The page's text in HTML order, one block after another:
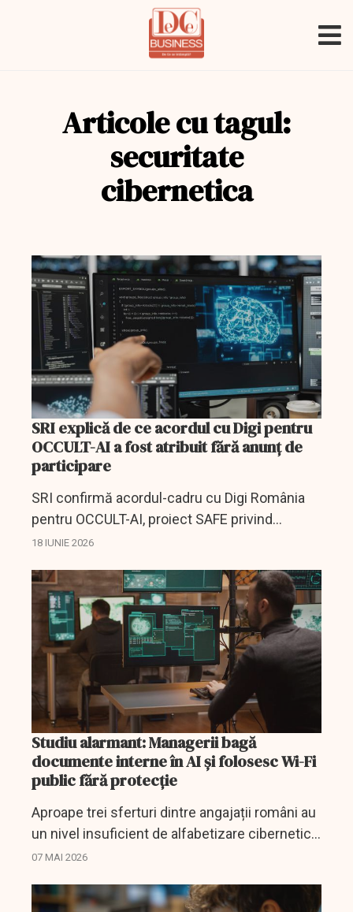
Articole cu tagul:
securitate
cibernetica
SRI explică de ce acordul cu Digi pentru
OCCULT-AI a fost atribuit fără anunț de
participare
SRI confirmă acordul-cadru cu Digi România
pentru OCCULT-AI, proiect SAFE privind
evaluarea modelelor LLM pentru securitate
18 IUNIE 2026
Studiu alarmant: Managerii bagă
documente interne în AI și folosesc Wi-Fi
public fără protecție
Aproape trei sferturi dintre angajații români au
un nivel insuficient de alfabetizare cibernetică,
iar managerii sunt cei care încalcă cel mai des
07 MAI 2026